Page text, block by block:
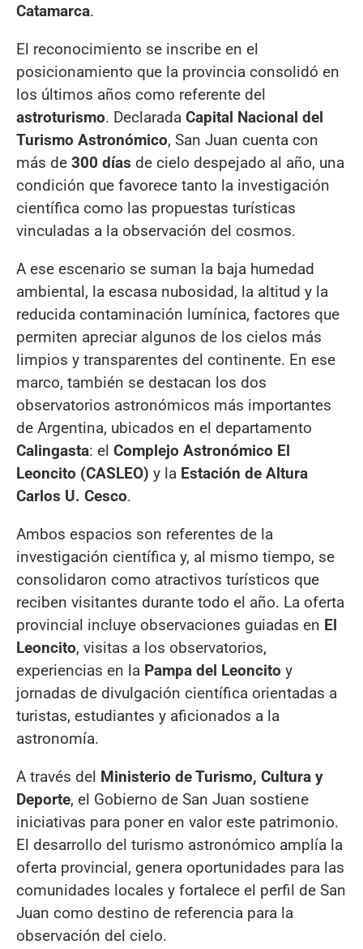
Catamarca.
El reconocimiento se inscribe en el
posicionamiento que la provincia consolidó en
los últimos años como referente del
astroturismo. Declarada Capital Nacional del
Turismo Astronómico, San Juan cuenta con
más de 300 días de cielo despejado al año, una
condición que favorece tanto la investigación
científica como las propuestas turísticas
vinculadas a la observación del cosmos.
A ese escenario se suman la baja humedad
ambiental, la escasa nubosidad, la altitud y la
reducida contaminación lumínica, factores que
permiten apreciar algunos de los cielos más
limpios y transparentes del continente. En ese
marco, también se destacan los dos
observatorios astronómicos más importantes
de Argentina, ubicados en el departamento
Calingasta: el Complejo Astronómico El
Leoncito (CASLEO) y la Estación de Altura
Carlos U. Cesco.
Ambos espacios son referentes de la
investigación científica y, al mismo tiempo, se
consolidaron como atractivos turísticos que
reciben visitantes durante todo el año. La oferta
provincial incluye observaciones guiadas en El
Leoncito, visitas a los observatorios,
experiencias en la Pampa del Leoncito y
jornadas de divulgación científica orientadas a
turistas, estudiantes y aficionados a la
astronomía.
A través del Ministerio de Turismo, Cultura y
Deporte, el Gobierno de San Juan sostiene
iniciativas para poner en valor este patrimonio.
El desarrollo del turismo astronómico amplía la
oferta provincial, genera oportunidades para las
comunidades locales y fortalece el perfil de San
Juan como destino de referencia para la
observación del cielo.